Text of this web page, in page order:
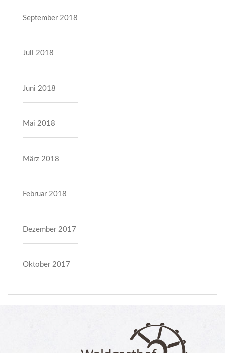
September 2018
Juli 2018
Juni 2018
Mai 2018
März 2018
Februar 2018
Dezember 2017
Oktober 2017